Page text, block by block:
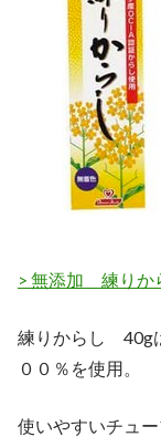
> 無添加 練りか
練りからし 40g
００％を使用。
使いやすいチュー